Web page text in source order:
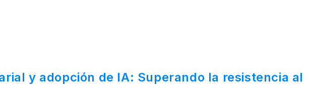
y adopción de IA: Superando la resistencia al